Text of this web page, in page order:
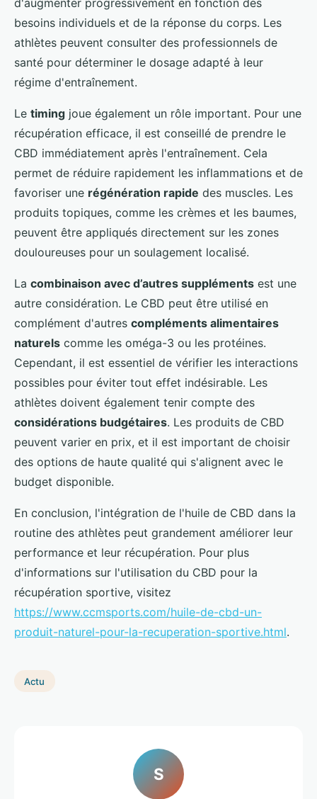
besoins individuels et de la réponse du corps. Les
athlètes peuvent consulter des professionnels de
santé pour déterminer le dosage adapté à leur
régime d'entraînement.
Le timing joue également un rôle important. Pour une
récupération efficace, il est conseillé de prendre le
CBD immédiatement après l'entraînement. Cela
permet de réduire rapidement les inflammations et de
favoriser une régénération rapide des muscles. Les
produits topiques, comme les crèmes et les baumes,
peuvent être appliqués directement sur les zones
douloureuses pour un soulagement localisé.
La combinaison avec d’autres suppléments est une
autre considération. Le CBD peut être utilisé en
complément d'autres compléments alimentaires
naturels comme les oméga-3 ou les protéines.
Cependant, il est essentiel de vérifier les interactions
possibles pour éviter tout effet indésirable. Les
athlètes doivent également tenir compte des
considérations budgétaires. Les produits de CBD
peuvent varier en prix, et il est important de choisir
des options de haute qualité qui s'alignent avec le
budget disponible.
En conclusion, l'intégration de l'huile de CBD dans la
routine des athlètes peut grandement améliorer leur
performance et leur récupération. Pour plus
d'informations sur l'utilisation du CBD pour la
récupération sportive, visitez
https://www.ccmsports.com/huile-de-cbd-un-
produit-naturel-pour-la-recuperation-sportive.html.
Actu
S